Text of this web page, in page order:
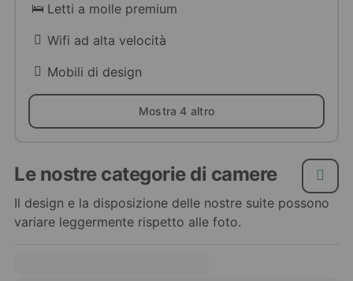
Letti a molle premium
Wifi ad alta velocità
Mobili di design
Mostra 4 altro
Le nostre categorie di camere
Il design e la disposizione delle nostre suite possono
variare leggermente rispetto alle foto.